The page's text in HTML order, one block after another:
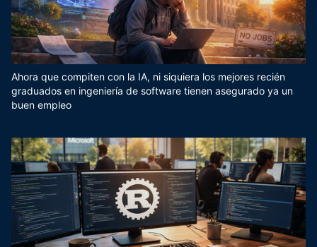
Ahora que compiten con la IA, ni siquiera los mejores recién
graduados en ingeniería de software tienen asegurado ya un
buen empleo